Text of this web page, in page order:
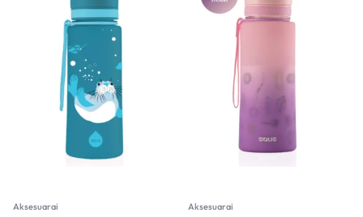
Aksesuarai Aksesuarai